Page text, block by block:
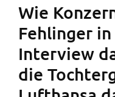
Wie
Fehlinger
Interview
die